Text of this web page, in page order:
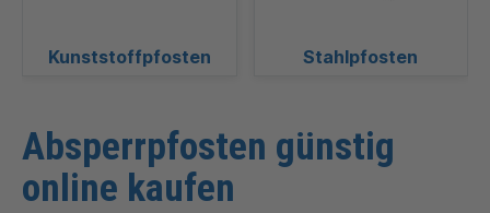
Kunststoffpfosten Stahlpfosten
Absperrpfosten günstig
online kaufen